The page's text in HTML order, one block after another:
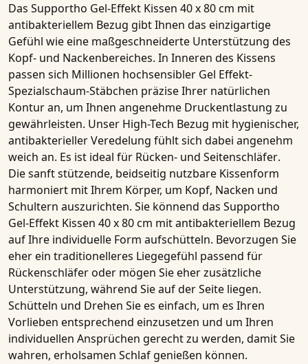
Das Supportho Gel-Effekt Kissen 40 x 80 cm mit
antibakteriellem Bezug gibt Ihnen das einzigartige
Gefühl wie eine maßgeschneiderte Unterstützung des
Kopf- und Nackenbereiches. In Inneren des Kissens
passen sich Millionen hochsensibler Gel Effekt-
Spezialschaum-Stäbchen präzise Ihrer natürlichen
Kontur an, um Ihnen angenehme Druckentlastung zu
gewährleisten. Unser High-Tech Bezug mit hygienischer,
antibakterieller Veredelung fühlt sich dabei angenehm
weich an. Es ist ideal für Rücken- und Seitenschläfer.
Diesanft stützende, beidseitig nutzbare Kissenform
harmoniert mit Ihrem Körper, um Kopf, Nacken und
Schultern auszurichten. Sie könnend das Supportho
Gel-Effekt Kissen 40 x 80 cm mit antibakteriellem Bezug
auf Ihre individuelle Form aufschütteln. Bevorzugen Sie
eher ein traditionelleres Liegegefühl passend für
Rückenschläferoder mögen Sie eher zusätzliche
Unterstützung, während Sie auf der Seite liegen.
Schütteln und Drehen Sie es einfach, um es Ihren
Vorlieben entsprechend einzusetzen und um Ihren
individuellen Ansprüchen gerecht zu werden, damit Sie
wahren, erholsamen Schlaf genießen können.